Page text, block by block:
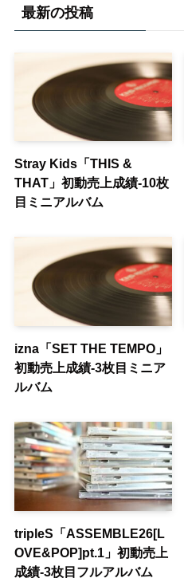
最新の投稿
Stray Kids「THIS &
THAT」初動売上成績-10枚
目ミニアルバム
izna「SET THE TEMPO」
初動売上成績-3枚目ミニア
ルバム
tripleS「ASSEMBLE26[L
OVE&POP]pt.1」初動売上
成績-3枚目フルアルバム